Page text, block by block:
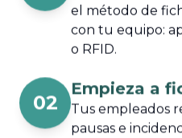
el método de
con tu equipo:
o RFID.
02
Empieza a
Tus empleados
pausas e